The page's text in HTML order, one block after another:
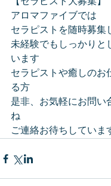
アロマファイブでは
セラピストを随時募集
未経験でもしっかりと
います
セラピストや癒しのお
る方
是非、お気軽にお問い
ね
ご連絡お待ちしていま